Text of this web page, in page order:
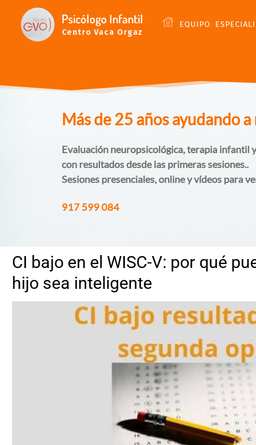
Psicólogo Infantil
Centro Vaca Orgaz
EQUIPO
Más de 25 años ayudando
Evaluación neuropsicológica, terapia infantil
con resultados desde las primeras sesiones..
Sesiones presenciales, online y vídeos para
917 599 084
CI bajo en el WISC-V: por qué
hijo sea inteligente